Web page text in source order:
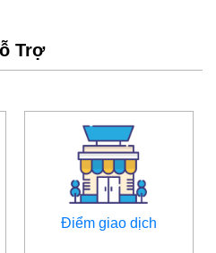
Trợ
Điểm giao dịch